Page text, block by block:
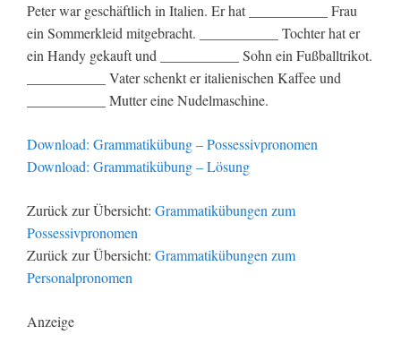
Peter war geschäftlich in Italien. Er hat ___________ Frau
ein Sommerkleid mitgebracht. ___________ Tochter hat er
ein Handy gekauft und ___________ Sohn ein Fußballtrikot.
___________ Vater schenkt er italienischen Kaffee und
___________ Mutter eine Nudelmaschine.
Download: Grammatikübung – Possessivpronomen
Download: Grammatikübung – Lösung
Zurück zur Übersicht: Grammatikübungen zum
Possessivpronomen
Zurück zur Übersicht: Grammatikübungen zum
Personalpronomen
Anzeige